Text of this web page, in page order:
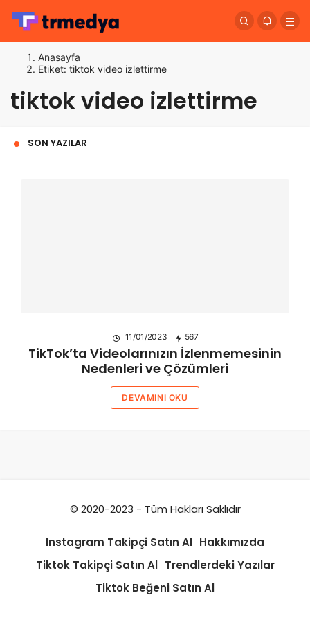
Anasayfa
Etiket: tiktok video izlettirme
tiktok video izlettirme
SON YAZILAR
11/01/2023 567
TikTok’ta Videolarınızın İzlenmemesinin
Nedenleri ve Çözümleri
DEVAMINI OKU
© 2020-2023 - Tüm Hakları Saklıdır
Instagram Takipçi Satın Al Hakkımızda
Tiktok Takipçi Satın Al Trendlerdeki Yazılar
Tiktok Beğeni Satın Al